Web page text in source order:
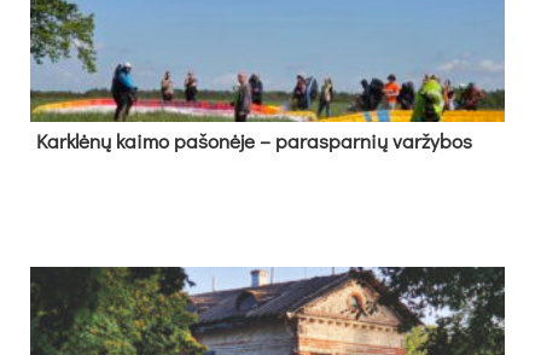
Kark­lė­nų kai­mo pa­šo­nė­je – pa­ras­par­nių var­žy­bos